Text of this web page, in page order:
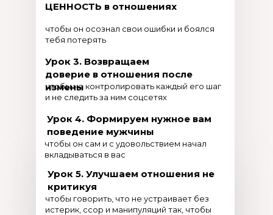
ЦЕННОСТЬ в отношениях
чтобы он осознал свои ошибки и боялся
тебя потерять
Урок 3. Возвращаем
доверие в отношения после
измены
чтобы не контролировать каждый его шаг
и не следить за ним соцсетях
Урок 4. Формируем нужное вам
поведение мужчины
чтобы он сам и с удовольствием начал
вкладываться в вас
Урок 5. Улучшаем отношения не
критикуя
чтобы говорить, что не устраивает без
истерик, ссор и манипуляций так, чтобы